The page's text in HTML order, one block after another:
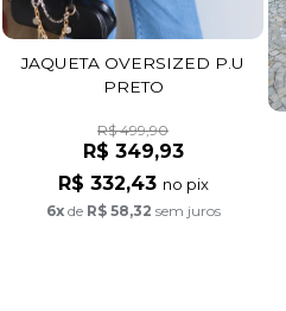
JAQUETA OVERSIZED P.U
PRETO
R$ 499,90
R$ 349,93
R$ 332,43 no pix
6xde R$ 58,32 sem juros